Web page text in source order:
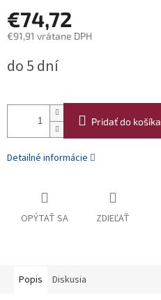
€74,72
€91,91 vrátane DPH
cena:
do 5 dní
Pridať do košíka
Detailné informácie
OPÝTAŤ SA ZDIEĽAŤ
Popis Diskusia